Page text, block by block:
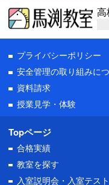
高
プライバシーポリシー
安全管理の取り組みに
資料請求
授業見学・体験
Topページ
合格実績
教室を探す
入室説明会・ 入室テスト